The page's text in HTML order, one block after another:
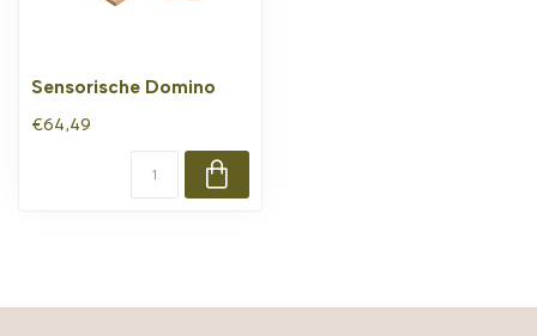
Sensorische Domino
€64,49